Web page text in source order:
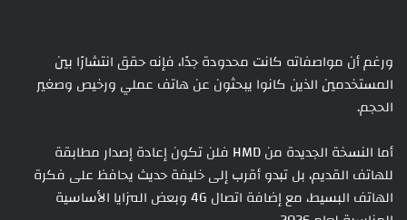
ورغم أن مواصفاته كانت محدودة جدًا، فإنه حقق انتشارًا بين
المستخدمين الذين كانوا يبحثون عن هاتف عملي ورخيص وصغير
الحجم.
أما النسخة الجديدة من HMD فلن تكون إعادة إصدار مطابقة
للهاتف القديم، بل تبدو أقرب إلى خليفة حديث يحافظ على فكرة
الهاتف البسيط، مع إضافة اتصال 4G وبعض المزايا الأساسية